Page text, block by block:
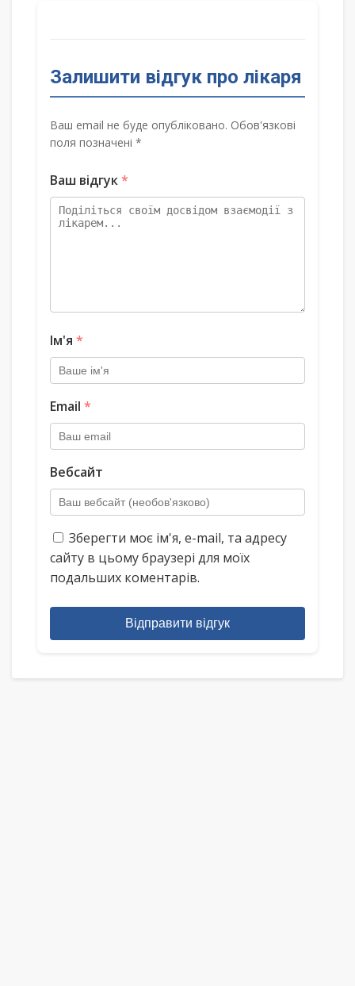
Залишити відгук про лікаря
Ваш email не буде опубліковано. Обов'язкові
поля позначені *
Ваш відгук*
Ім'я *
Email *
Вебсайт
Зберегти моє ім'я, e-mail, та адресу
сайту в цьому браузері для моїх
подальших коментарів.
Відправити відгук